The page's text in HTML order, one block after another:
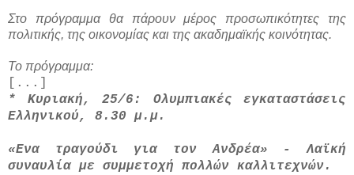
Στο πρόγραμμα θα πάρουν μέρος προσωπικότητες της
πολιτικής, της οικονομίας και της ακαδημαϊκής κοινότητας.
Το πρόγραμμα:
[...]
* Κυριακή, 25/6: Ολυμπιακές εγκαταστάσεις
Ελληνικού, 8.30 μ.μ.
«Ενα τραγούδι για τον Ανδρέα» - Λαϊκή
συναυλία με συμμετοχή πολλών καλλιτεχνών.